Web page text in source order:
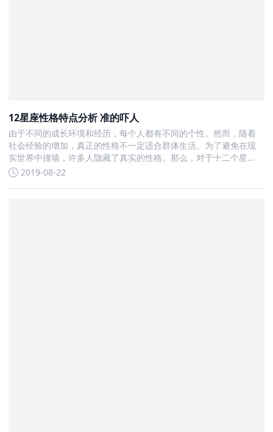
12星座性格特点分析 准的吓人
由于不同的成长环境和经历，每个人都有不同的个性。然而，随着
社会经验的增加，真正的性格不一定适合群体生活。为了避免在现
实世界中撞墙，许多人隐藏了真实的性格。那么，对于十二个星
座，他们的真实性格是什么
2019-08-22